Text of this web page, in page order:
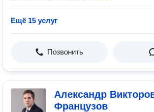
Ещё 15 услуг
Позвонить
Александр
Французов